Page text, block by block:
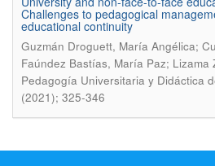
Challenges to pedagogical
educational continuity
Guzmán Droguett, María Angélica;
Faúndez Bastías, María Paz; Lizama
Pedagogía Universitaria y Didáctica
(2021); 325-346